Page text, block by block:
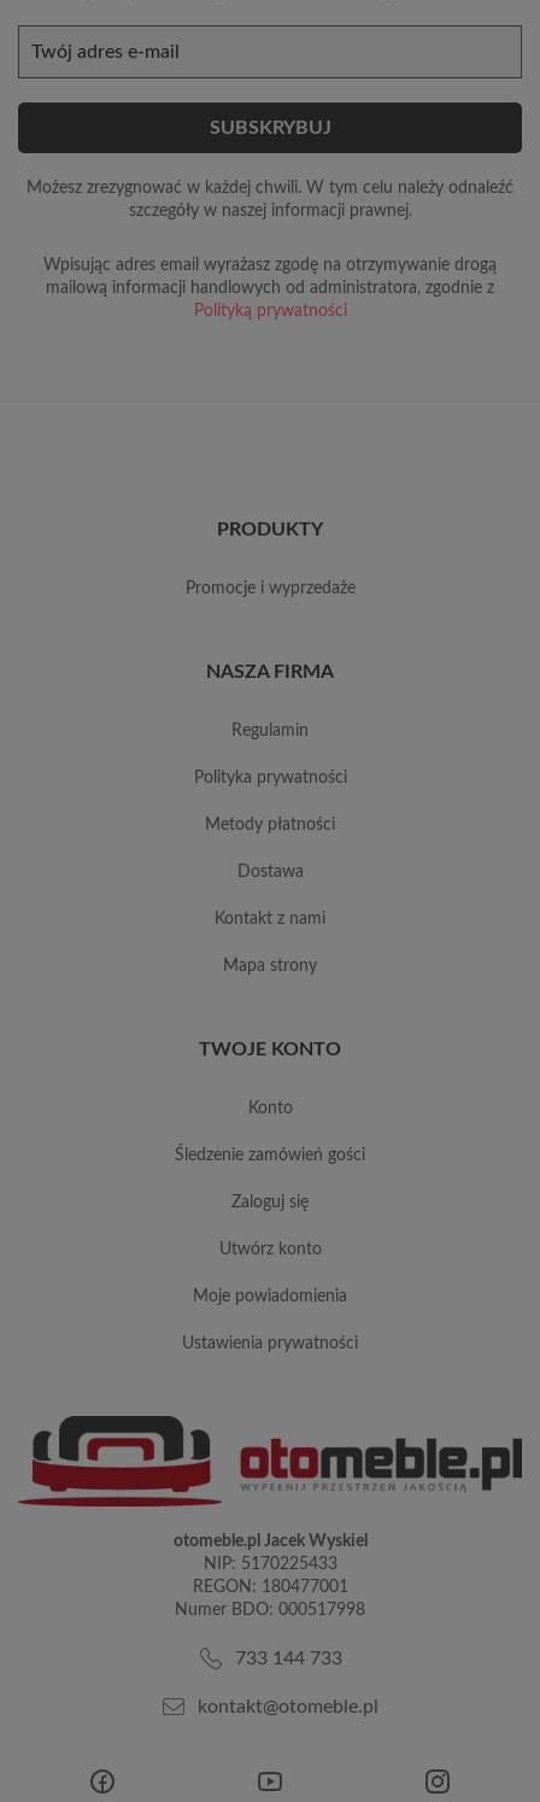
Możesz zrezygnować w każdej chwili. W tym celu należy odnaleźć
szczegóły w naszej informacji prawnej.
Wpisując adres email wyrażasz zgodę na otrzymywanie drogą
mailową informacji handlowych od administratora, zgodnie z
Polityką prywatności
PRODUKTY
promocje i wyprzedaże
NASZA FIRMA
regulamin
polityka prywatności
metody płatności
dostawa
kontakt z nami
mapa strony
TWOJE KONTO
konto
śledzenie zamówień gości
zaloguj się
utwórz konto
moje powiadomienia
ustawienia prywatności
otomeble.pl Jacek Wyskiel
NIP: 5170225433
REGON: 180477001
Numer BDO: 000517998
733 144 733
kontakt@otomeble.pl